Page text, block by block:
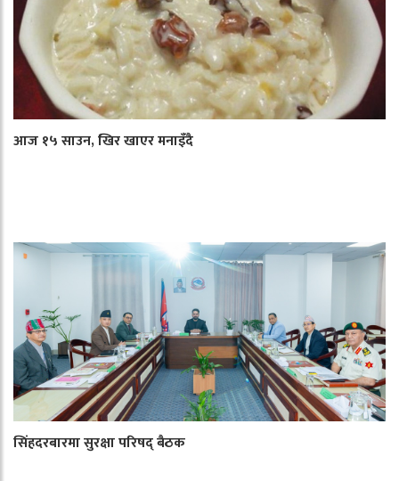
आज १५ साउन, खिर खाएर मनाइँदै
सिंहदरबारमा सुरक्षा परिषद् बैठक